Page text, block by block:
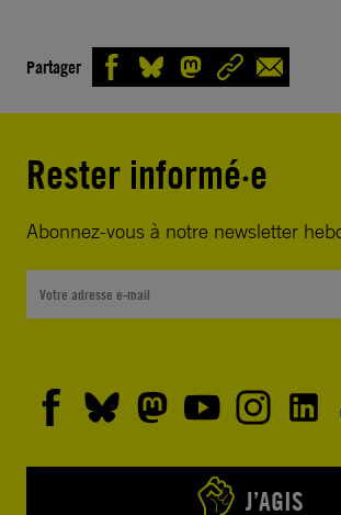
Partager
Rester informé·e
Abonnez-vous à notre newsletter
J’AGIS